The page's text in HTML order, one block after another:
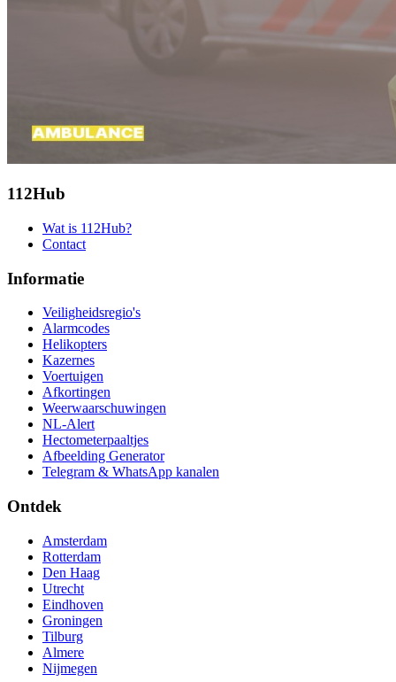
112Hub
Wat is 112Hub?
Contact
Informatie
Veiligheidsregio's
Alarmcodes
Helikopters
Kazernes
Voertuigen
Afkortingen
Weerwaarschuwingen
NL-Alert
Hectometerpaaltjes
Afbeelding Generator
Telegram & WhatsApp kanalen
Ontdek
Amsterdam
Rotterdam
Den Haag
Utrecht
Eindhoven
Groningen
Tilburg
Almere
Nijmegen